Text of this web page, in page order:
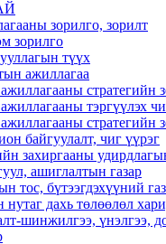
зорилго, зорилт
зорилго
түүх
ажиллагаа
стратегийн
тэргүүлэх
стратегийн
байгуулалт, чиг үүрэг
захиргааны
ашиглалтын газар
тос, бүтээгдэхүүний
нутаг дахь төлөөлөл
шинжилгээ, үнэлгээ,